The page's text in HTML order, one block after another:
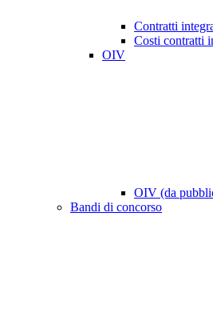
Contratti
Costi contratti
OIV
OIV (da
Bandi di concorso